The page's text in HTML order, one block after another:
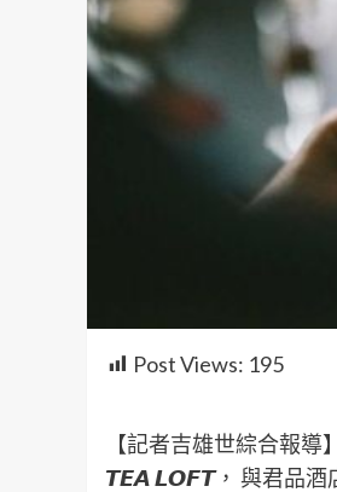
Post Views: 195
【記者吉雄世綜合報
𝙏𝙀𝘼 𝙇𝙊𝙁𝙏， 與君品酒